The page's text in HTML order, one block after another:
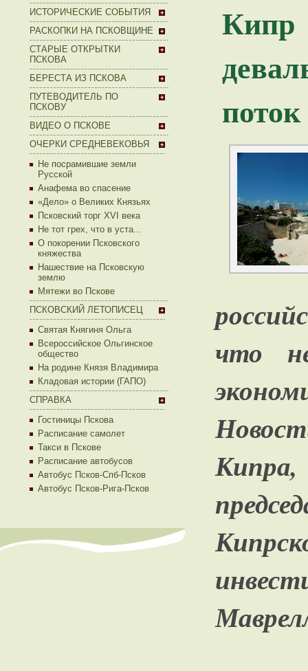
ИСТОРИЧЕСКИЕ СОБЫТИЯ
РАСКОПКИ НА ПСКОВЩИНЕ
СТАРЫЕ ОТКРЫТКИ
ПСКОВА
БЕРЕСТА ИЗ ПСКОВА
ПУТЕВОДИТЕЛЬ ПО
ПСКОВУ
ВИДЕО О ПСКОВЕ
ОЧЕРКИ СРЕДНЕВЕКОВЬЯ
Не посрамившие земли
Русской
Анафема во спасение
«Дело» о Великих Князьях
Псковский торг XVI века
Не тот грех, что в уста...
О покорении Псковского
княжества
Нашествие на Псковскую
землю
Мятежи во Пскове
ПСКОВСКИЙ ЛЕТОПИСЕЦ
Святая Княгиня Ольга
Всероссийское Ольгинское
общество
На родине Князя Владимира
Кладовая истории (ГАПО)
СПРАВКА
Гостиницы Пскова
Расписание самолет
Такси в Пскове
Расписание автобусов
Автобус Псков-Спб-Псков
Автобус Псков-Рига-Псков
что